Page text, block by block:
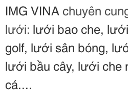
IMG VINA chuyên
lưới: lưới bao che,
golf, lưới sân bóng,
lưới bầu cây, lưới che
cá....